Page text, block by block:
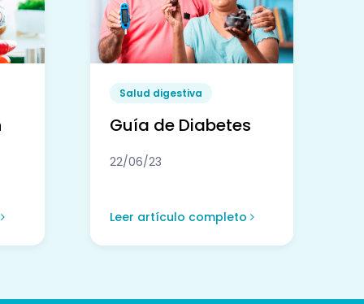
Salud digestiva
Guía de Diabetes
22/06/23
Leer artículo completo